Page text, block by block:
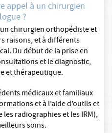
appel à un chirurgien
?
chirurgien orthopédiste et
raisons, et à différents
Du début de la prise en
et le diagnostic,
et thérapeutique.
médicaux et familiaux
et à l’aide d’outils et
radiographies et les IRM),
soins.